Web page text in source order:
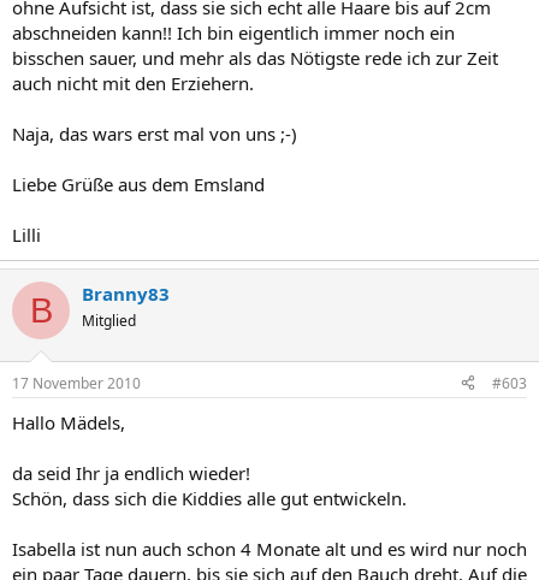
ohne Aufsicht ist, dass sie sich echt alle Haare bis auf 2cm
abschneiden kann!! Ich bin eigentlich immer noch ein
bisschen sauer, und mehr als das Nötigste rede ich zur Zeit
auch nicht mit den Erziehern.
Naja, das wars erst mal von uns ;-)
Liebe Grüße aus dem Emsland
Lilli
B Branny83
Mitglied
17 November 2010 #603
Hallo Mädels,
da seid Ihr ja endlich wieder!
Schön, dass sich die Kiddies alle gut entwickeln.
Isabella ist nun auch schon 4 Monate alt und es wird nur noch
ein paar Tage dauern, bis sie sich auf den Bauch dreht. Auf die